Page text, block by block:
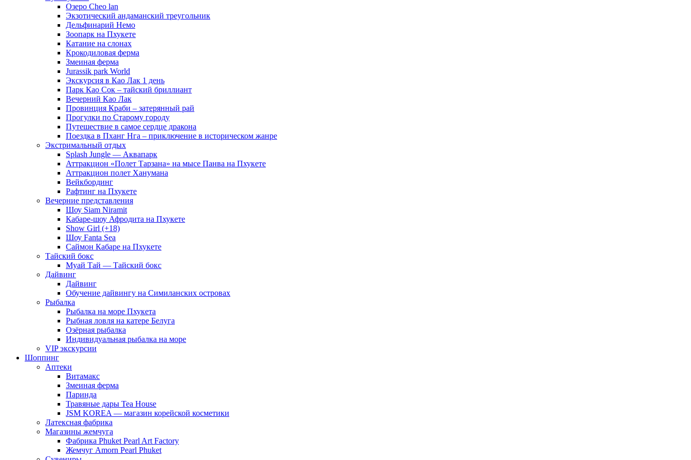
Озеро Cheo lan
Экзотический андаманский треугольник
Дельфинарий Немо
Зоопарк на Пхукете
Катание на слонах
Крокодиловая ферма
Змеиная ферма
Jurassik park World
Экскурсия в Као Лак 1 день
Парк Као Сок – тайский бриллиант
Вечерний Као Лак
Провинция Краби – затерянный рай
Прогулки по Старому городу
Путешествие в самое сердце дракона
Поездка в Пханг Нга – приключение в историческом жанре
Экстримальный отдых
Splash Jungle — Аквапарк
Аттракцион «Полет Тарзана» на мысе Панва на Пхукете
Аттракцион полет Ханумана
Вейкбординг
Рафтинг на Пхукете
Вечерние представления
Шоу Siam Niramit
Кабаре-шоу Афродита на Пхукете
Show Girl (+18)
Шоу Fanta Sea
Саймон Кабаре на Пхукете
Тайский бокс
Муай Тай — Тайский бокс
Дайвинг
Дайвинг
Обучение дайвингу на Симиланских островах
Рыбалка
Рыбалка на море Пхукета
Рыбная ловля на катере Белуга
Озёрная рыбалка
Индивидуальная рыбалка на море
VIP экскурсии
Шоппинг
Аптеки
Витамакс
Змеиная ферма
Паринда
Травяные дары Tea House
JSM KOREA — магазин корейской косметики
Латексная фабрика
Магазины жемчуга
Фабрика Phuket Pearl Art Factory
Жемчуг Amorn Pearl Phuket